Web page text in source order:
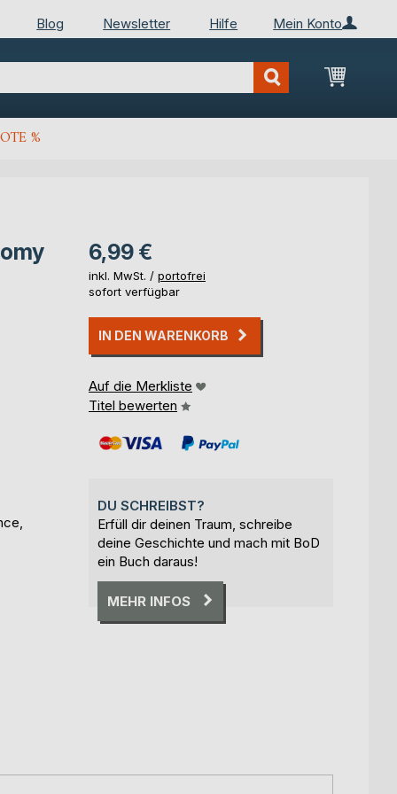
Mein Konto
Blog Newsletter Hilfe
Mein
%
6,99 €
inkl. MwSt. / portofrei
sofort verfügbar
IN DEN WARENKORB
Auf die Merkliste
Titel bewerten
DU SCHREIBST?
Erfüll dir deinen Traum, schreibe
deine Geschichte und mach mit BoD
ein Buch daraus!
MEHR INFOS